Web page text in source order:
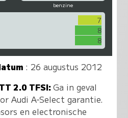
benzine
7
8
8
: 26 augustus 2012
2.0 TFSI:Ga in geval
Audi A-Select garantie.
en electronische